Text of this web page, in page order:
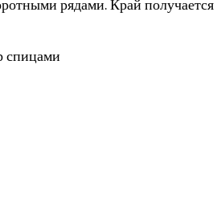
рядами. Край получается